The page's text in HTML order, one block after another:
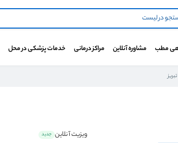
مطب مشاوره آنلاین مراکز درمانی خدمات پزشکی در محل
ویزیت آنلاین جدید